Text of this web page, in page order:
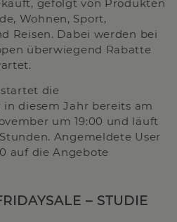
gefolgt von Produkten
Wohnen, Sport,
Reisen. Dabei werden bei
überwiegend Rabatte
die
diesem Jahr bereits am
um 19:00 und läuft
Angemeldete User
auf die Angebote
– STUDIE